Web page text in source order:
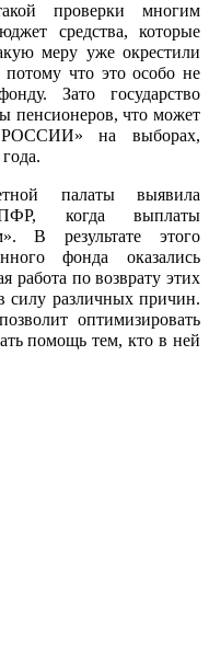
проверки многим
средства, которые
меру уже окрестили
что это особо не
Зато государство
пенсионеров, что может
на выборах,
палаты выявила
ПФР, когда выплаты
В результате этого
фонда оказались
работа по возврату этих
силу различных причин.
оптимизировать
помощь тем, кто в ней